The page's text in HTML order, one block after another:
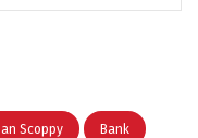
Scoppy Bank